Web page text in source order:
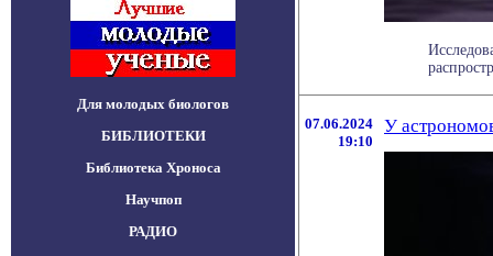
Для молодых биологов
БИБЛИОТЕКИ
Библиотека Хроноса
Научпоп
РАДИО
07.06.2024
19:10
У